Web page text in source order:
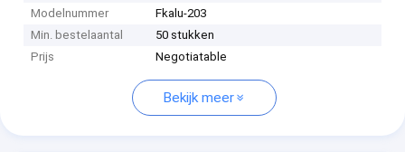
Modelnummer
Fkalu-203
Min. bestelaantal
50 stukken
Prijs
Negotiatable
Bekijk meer